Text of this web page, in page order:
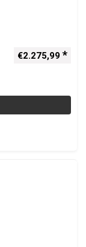
€2.275,99